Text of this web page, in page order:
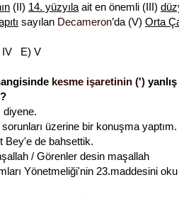
(II) 14. yüzyıla ait en önemli (III)
sayılan Decameron’da (V) Orta
E) V
kesme işaretinin (')
üzerine bir konuşma yaptım.
Bey'e de bahsettik.
/ Görenler desin maşallah
Yönetmeliği'nin 23.maddesini